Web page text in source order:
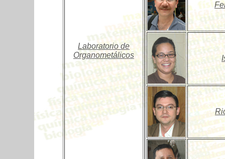
Laboratorio de
Organometálicos